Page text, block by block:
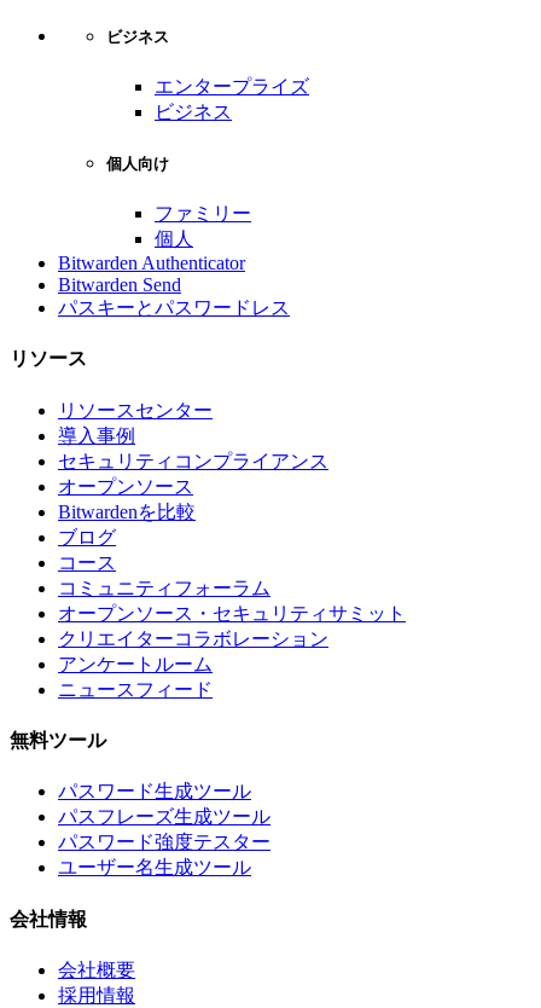
ビジネス
エンタープライズ
ビジネス
個人向け
ファミリー
個人
Bitwarden Authenticator
Bitwarden Send
パスキーとパスワードレス
リソース
リソースセンター
導入事例
セキュリティコンプライアンス
オープンソース
Bitwardenを比較
ブログ
コース
コミュニティフォーラム
オープンソース・セキュリティサミット
クリエイターコラボレーション
アンケートルーム
ニュースフィード
無料ツール
パスワード生成ツール
パスフレーズ生成ツール
パスワード強度テスター
ユーザー名生成ツール
会社情報
会社概要
採用情報